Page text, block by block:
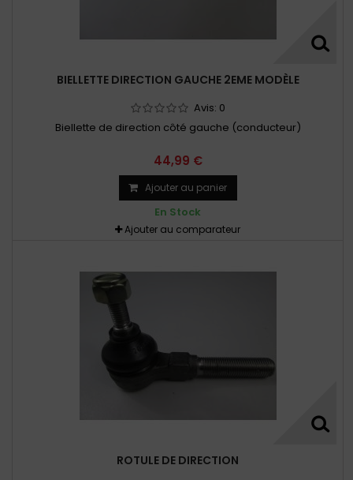
BIELLETTE DIRECTION GAUCHE 2EME MODÈLE
Avis: 0
Biellette de direction côté gauche (conducteur)
44,99 €
Ajouter au panier
En Stock
Ajouter au comparateur
ROTULE DE DIRECTION